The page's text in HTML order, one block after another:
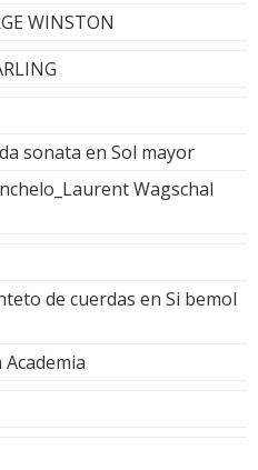
WINSTON
sonata en Sol mayor
Wagschal
de cuerdas en Si bemol